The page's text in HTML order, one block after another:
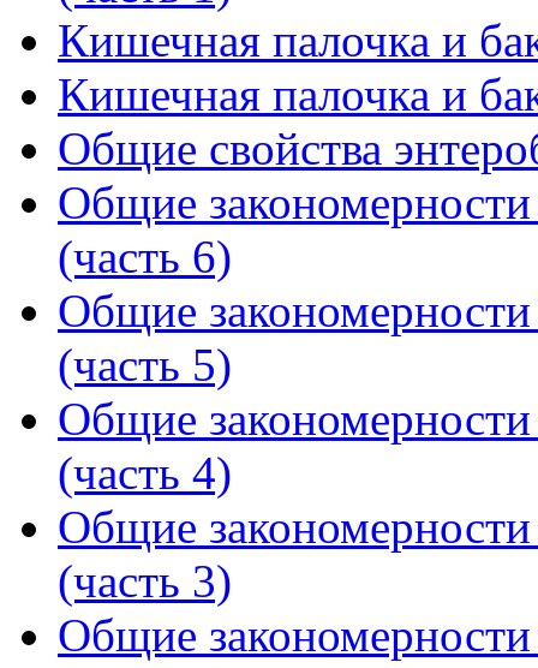
Кишечная палочка и
Кишечная палочка и
Общие свойства
Общие
(часть 6)
Общие
(часть 5)
Общие
(часть 4)
Общие
(часть 3)
Общие